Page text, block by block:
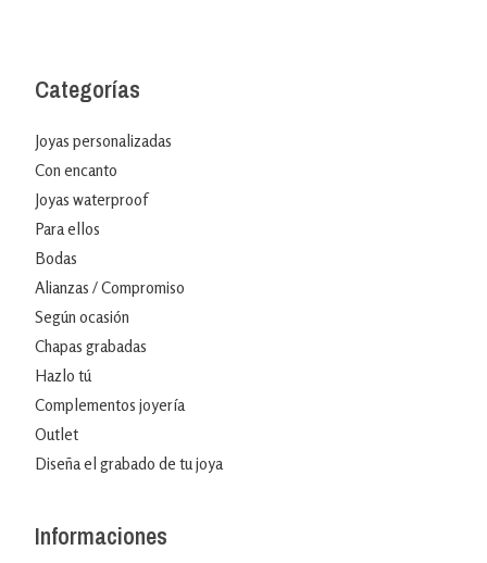
Categorías
Joyas personalizadas
Con encanto
Joyas waterproof
Para ellos
Bodas
Alianzas / Compromiso
Según ocasión
Chapas grabadas
Hazlo tú
Complementos joyería
Outlet
Diseña el grabado de tu joya
Informaciones